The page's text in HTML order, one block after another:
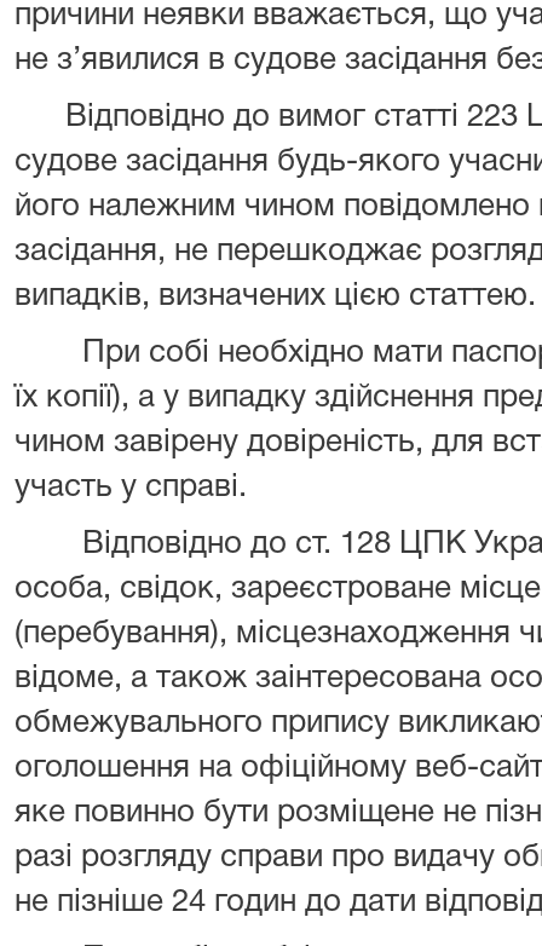
причини неявки вважається, що
не з’явилися в судове засідання
Відповідно до вимог статті 223
судове засідання будь-якого
його належним чином повідомлено
засідання, не перешкоджає
випадків, визначених цією статтею.
При собі необхідно мати
їх копії), а у випадку здійснення
чином завірену довіреність, для
участь у справі.
Відповідно до ст. 128 ЦПК
особа, свідок, зареєстроване
(перебування), місцезнаходження
відоме, а також заінтересована
обмежувального припису
оголошення на офіційному веб-
яке повинно бути розміщене не
разі розгляду справи про видачу
не пізніше 24 годин до дати